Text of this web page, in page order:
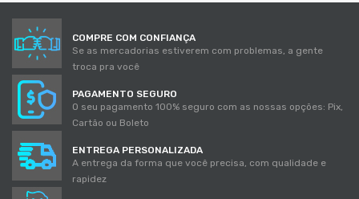
COMPRE COM CONFIANÇA
Se as mercadorias estiverem com problemas, a gente
troca pra você
PAGAMENTO SEGURO
O seu pagamento 100% seguro com as nossas opções: Pix,
Cartão ou Boleto
ENTREGA PERSONALIZADA
A entrega da forma que você precisa, com qualidade e
rapidez